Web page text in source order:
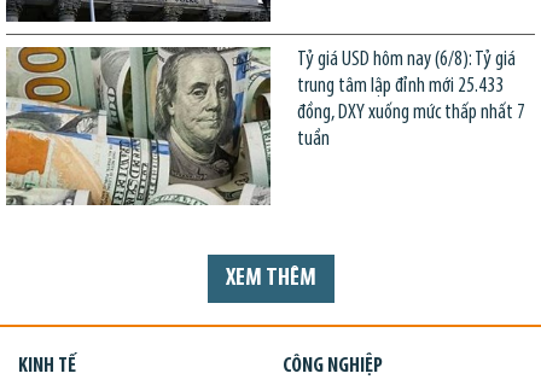
Tỷ giá USD hôm nay (6/8): Tỷ giá
trung tâm lập đỉnh mới 25.433
đồng, DXY xuống mức thấp nhất 7
tuần
XEM THÊM
KINH TẾ CÔNG NGHIỆP